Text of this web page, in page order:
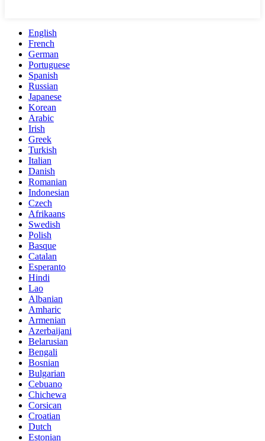
English
French
German
Portuguese
Spanish
Russian
Japanese
Korean
Arabic
Irish
Greek
Turkish
Italian
Danish
Romanian
Indonesian
Czech
Afrikaans
Swedish
Polish
Basque
Catalan
Esperanto
Hindi
Lao
Albanian
Amharic
Armenian
Azerbaijani
Belarusian
Bengali
Bosnian
Bulgarian
Cebuano
Chichewa
Corsican
Croatian
Dutch
Estonian